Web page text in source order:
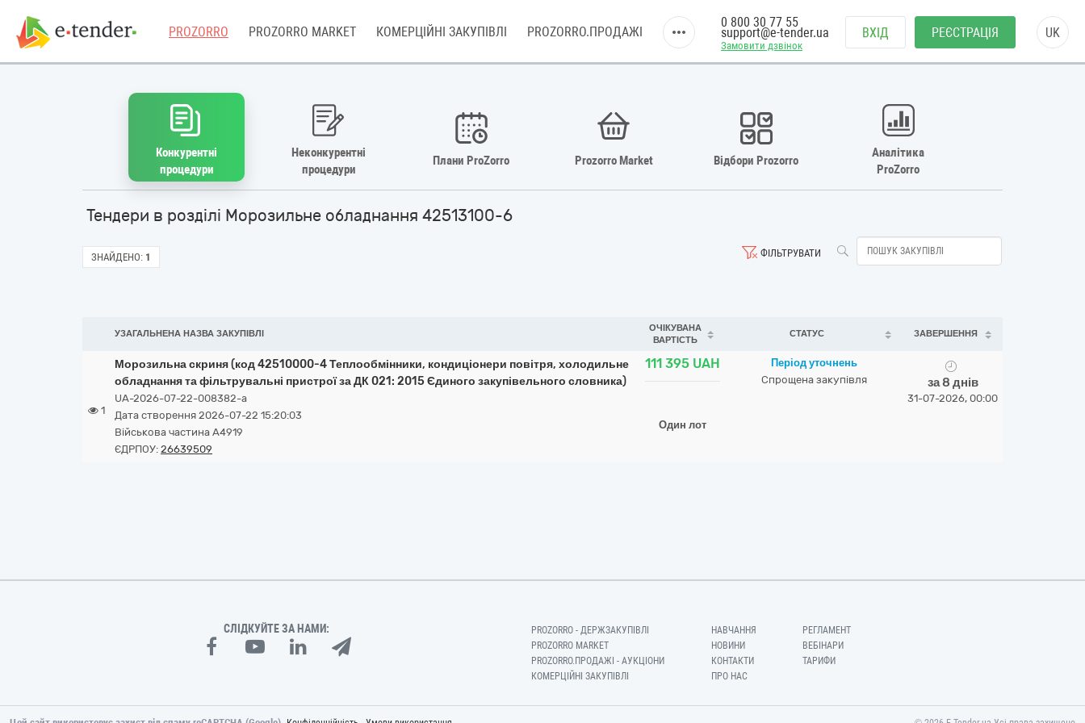
PROZORRO PROZORRO MARKET КОМЕРЦІЙНІ ЗАКУПІВЛІ PROZORRO.ПРОДАЖІ
Замовити дзвінок
0 800 30 77 55
support@e-tender.ua ВХІД РЕЄСТРАЦІЯ UK
Конкурентні
процедури
Неконкурентні
процедури
Плани ProZorro Prozorro Market Відбори Prozorro
Аналітика
ProZorro
Тендери в розділі Морозильне обладнання 42513100-6
ФІЛЬТРУВАТИ
ЗНАЙДЕНО: 1
УЗАГАЛЬНЕНА НАЗВА ЗАКУПІВЛІ
ОЧІКУВАНА
ВАРТІСТЬ
СТАТУС ЗАВЕРШЕННЯ
1
Морозильна скриня (код 42510000-4 Теплообмінники, кондиціонери повітря, холодильне
обладнання та фільтрувальні пристрої за ДК 021: 2015 Єдиного закупівельного словника)
UA-2026-07-22-008382-a
Дата створення 2026-07-22 15:20:03
Військова частина А4919
ЄДРПОУ: 26639509
111 395 UAH
Один лот
Період уточнень
Спрощена закупівля
за 8 днів
31-07-2026, 00:00
СЛІДКУЙТЕ ЗА НАМИ:
PROZORRO - ДЕРЖЗАКУПІВЛІ
PROZORRO MARKET
PROZORRO.ПРОДАЖІ - АУКЦІОНИ
КОМЕРЦІЙНІ ЗАКУПІВЛІ
НАВЧАННЯ
НОВИНИ
КОНТАКТИ
ПРО НАС
РЕГЛАМЕНТ
ВЕБІНАРИ
ТАРИФИ